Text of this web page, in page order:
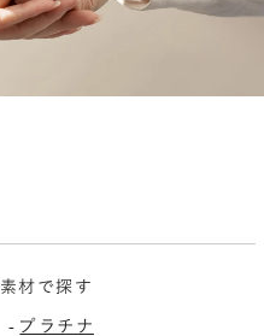
素材で探す
- プラチナ